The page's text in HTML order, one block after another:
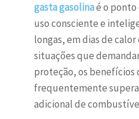
gasta gasolinaé o ponto
uso consciente e
longas, em dias de
situações que
proteção, os benefícios
frequentemente
adicional de